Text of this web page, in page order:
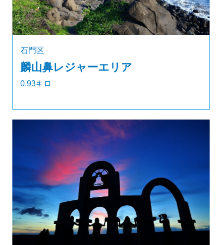
石門区
麟山鼻レジャーエリア
0.93キロ